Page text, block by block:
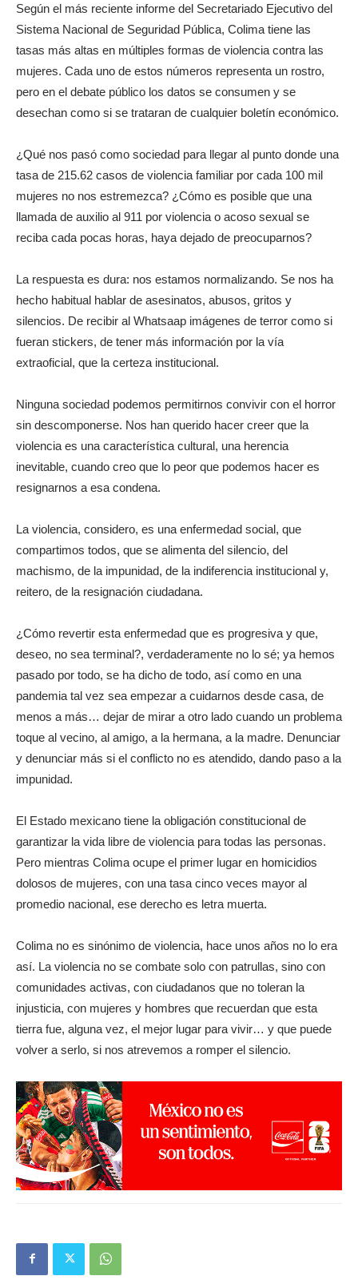
Según el más reciente informe del Secretariado Ejecutivo del
Sistema Nacional de Seguridad Pública, Colima tiene las
tasas más altas en múltiples formas de violencia contra las
mujeres. Cada uno de estos números representa un rostro,
pero en el debate público los datos se consumen y se
desechan como si se trataran de cualquier boletín económico.
¿Qué nos pasó como sociedad para llegar al punto donde una
tasa de 215.62 casos de violencia familiar por cada 100 mil
mujeres no nos estremezca? ¿Cómo es posible que una
llamada de auxilio al 911 por violencia o acoso sexual se
reciba cada pocas horas, haya dejado de preocuparnos?
La respuesta es dura: nos estamos normalizando. Se nos ha
hecho habitual hablar de asesinatos, abusos, gritos y
silencios. De recibir al Whatsaap imágenes de terror como si
fueran stickers, de tener más información por la vía
extraoficial, que la certeza institucional.
Ninguna sociedad podemos permitirnos convivir con el horror
sin descomponerse. Nos han querido hacer creer que la
violencia es una característica cultural, una herencia
inevitable, cuando creo que lo peor que podemos hacer es
resignarnos a esa condena.
La violencia, considero, es una enfermedad social, que
compartimos todos, que se alimenta del silencio, del
machismo, de la impunidad, de la indiferencia institucional y,
reitero, de la resignación ciudadana.
¿Cómo revertir esta enfermedad que es progresiva y que,
deseo, no sea terminal?, verdaderamente no lo sé; ya hemos
pasado por todo, se ha dicho de todo, así como en una
pandemia tal vez sea empezar a cuidarnos desde casa, de
menos a más… dejar de mirar a otro lado cuando un problema
toque al vecino, al amigo, a la hermana, a la madre. Denunciar
y denunciar más si el conflicto no es atendido, dando paso a la
impunidad.
El Estado mexicano tiene la obligación constitucional de
garantizar la vida libre de violencia para todas las personas.
Pero mientras Colima ocupe el primer lugar en homicidios
dolosos de mujeres, con una tasa cinco veces mayor al
promedio nacional, ese derecho es letra muerta.
Colima no es sinónimo de violencia, hace unos años no lo era
así. La violencia no se combate solo con patrullas, sino con
comunidades activas, con ciudadanos que no toleran la
injusticia, con mujeres y hombres que recuerdan que esta
tierra fue, alguna vez, el mejor lugar para vivir… y que puede
volver a serlo, si nos atrevemos a romper el silencio.